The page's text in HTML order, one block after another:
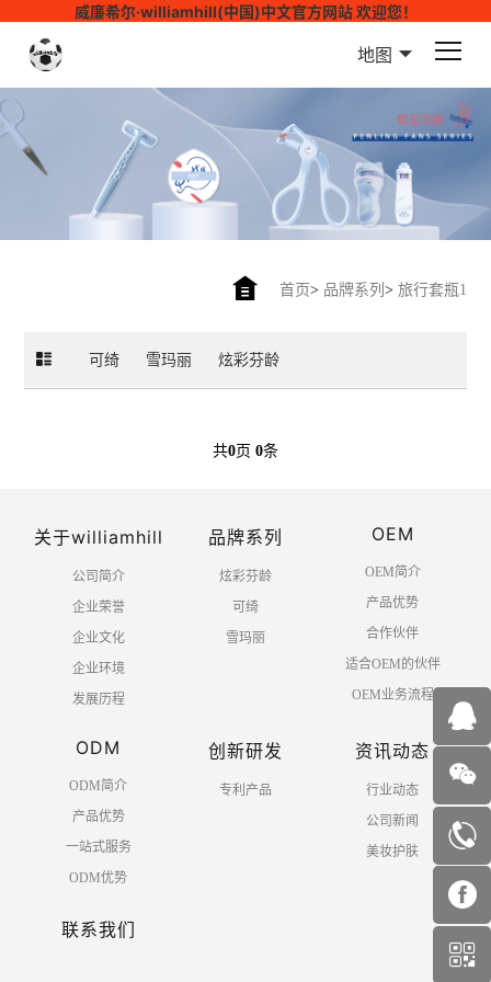
威廉希尔·williamhill(中国)中文官方网站 欢迎您！
地图
首页> 品牌系列 > 旅行套瓶1
可绮 雪玛丽 炫彩芬龄
共0页 0条
关于williamhill
公司简介
企业荣誉
企业文化
企业环境
发展历程
品牌系列
炫彩芬龄
可绮
雪玛丽
OEM
OEM简介
产品优势
合作伙伴
适合OEM的伙伴
OEM业务流程
ODM
ODM简介
产品优势
一站式服务
ODM优势
创新研发
专利产品
资讯动态
行业动态
公司新闻
美妆护肤
联系我们